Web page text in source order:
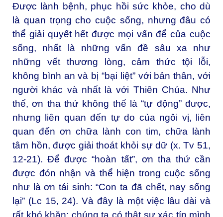
Được lành bệnh, phục hồi sức khỏe, cho dù
là quan trọng cho cuộc sống, nhưng đâu có
thể giải quyết hết được mọi vấn để của cuộc
sống, nhất là những vấn đề sâu xa như
những vết thương lòng, cảm thức tội lỗi,
không bình an và bị “bại liệt” với bản thân, với
người khác và nhất là với Thiên Chúa. Như
thế, ơn tha thứ không thể là “tự động” được,
nhưng liên quan đến tự do của ngôi vị, liên
quan đến ơn chữa lành con tim, chữa lành
tâm hồn, được giải thoát khỏi sự dữ (x. Tv 51,
12-21). Để được “hoàn tất”, ơn tha thứ cần
được đón nhận và thể hiện trong cuộc sống
như là ơn tái sinh: “Con ta đã chết, nay sống
lại” (Lc 15, 24). Và đây là một việc lâu dài và
rất khó khăn: chúng ta có thật sự xác tín mình